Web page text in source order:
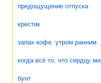
предощущение отпуска
крестик
запах кофе. утром
когда всё то, что сердцу
бунт